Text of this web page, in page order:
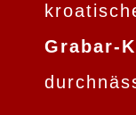
Grabar-